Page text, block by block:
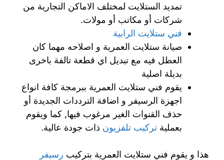
تمديد الستلايت لمختلف الاماكن التجارية من
شركات أو مكاتب أو مولات.
فني ستلايت الرابية
صيانة ستلايت العمرية و اصلاحه مهما كان
العطل فيه مع تبديل اي قطعة تالفة باخرى
بديلة اصلية
يقوم فني ستلايت العمرية ببرمجة كافة انواع
اجهزة الرسيفر و اضافة الترددات الجديدة أو
حذف القنوات الغير مرغوب فيها, كما ويقوم
بعملية تركيب تلفزيون ذات جودة عالية.
هذا و يقوم فني ستلايت العمرية بتركيب رسيفر